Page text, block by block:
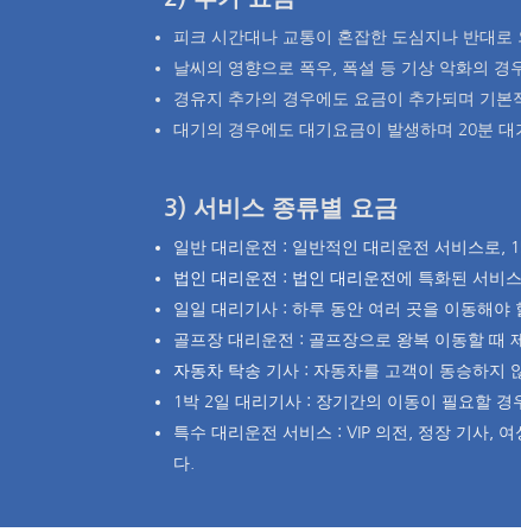
피크 시간대나 교통이 혼잡한 도심지나 반대
날씨의 영향으로 폭우, 폭설 등 기상 악화의 경
경유지 추가의 경우에도 요금이 추가되며 기
대기의 경우에도 대기요금이 발생하며 20분
3) 서비스 종류별 요금
일반 대리운전 : 일반적인 대리운전 서비스로,
법인 대리운전 : 법인 대리운전 에 특화된 서비
일일 대리기사 : 하루 동안 여러 곳을 이동해야
골프장 대리운전 : 골프장으로 왕복 이동할 때
자동차 탁송 기사 : 자동차를 고객이 동승하지
1박 2일 대리기사 : 장기간의 이동이 필요할
특수 대리운전 서비스 : VIP 의전, 정장 기사,
다.